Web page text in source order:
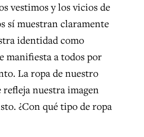
vestimos y los vicios de
sí muestran claramente
identidad como
manifiesta a todos por
La ropa de nuestro
nuestra imagen
¿Con qué tipo de ropa